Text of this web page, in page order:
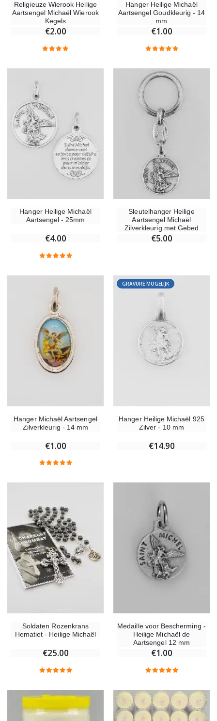
Religieuze Wierook Heilige
Aartsengel Michaël Wierook
Kegels
€2.00
Hanger Heilige Michaël
Aartsengel Goudkleurig - 14
mm
€1.00
Hanger Heilige Michaël
Aartsengel - 25mm
€4.00
Sleutelhanger Heilige
Aartsengel Michaël
Zilverkleurig met Gebed
€5.00
Hanger Michaël Aartsengel
Zilverkleurig - 14 mm
€1.00
GRAVURE MOGELIJK
Hanger Heilige Michaël 925
Zilver - 10 mm
€14.90
Soldaten Rozenkrans
Hematiet - Heilige Michaël
€25.00
Medaille voor Bescherming -
Heilige Michaël de
Aartsengel 12 mm
€1.00